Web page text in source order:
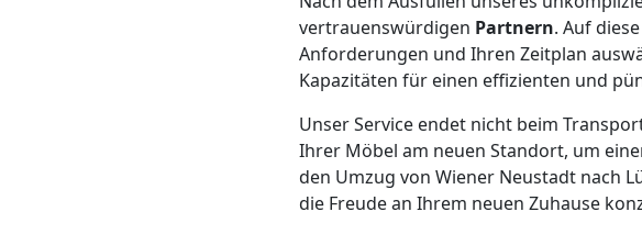
vertrauenswürdigen Partnern. Auf
Anforderungen und Ihren Zeitplan
Kapazitäten für einen effizienten und
Unser Service endet nicht beim
Ihrer Möbel am neuen Standort, um
den Umzug von Wiener Neustadt nach
die Freude an Ihrem neuen Zuhause